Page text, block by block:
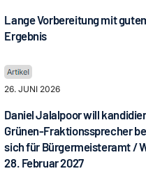
Lange Vorbereitung mit
Ergebnis
26. JUNI 2026
Daniel Jalalpoor will
Grünen-Fraktionssprecher
sich für Bürgermeisteramt /
28. Februar 2027